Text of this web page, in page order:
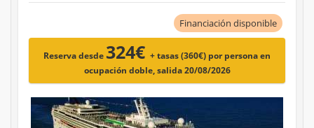
Financiación disponible
Reserva desde 324€ + tasas (360€) por persona en
ocupación doble, salida 20/08/2026